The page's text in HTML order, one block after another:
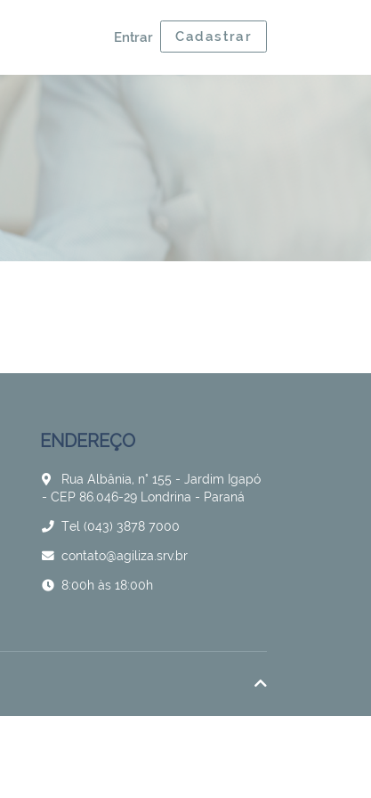
Entrar Cadastrar
ENDEREÇO
Rua Albânia, n° 155 - Jardim Igapó
- CEP 86.046-29 Londrina - Paraná
Tel (043) 3878 7000
contato@agiliza.srv.br
8:00h às 18:00h